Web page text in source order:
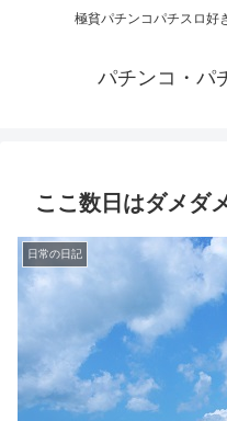
極貧パチンコパチスロ好
パチンコ・パ
ここ数日はダメダ
日常の日記